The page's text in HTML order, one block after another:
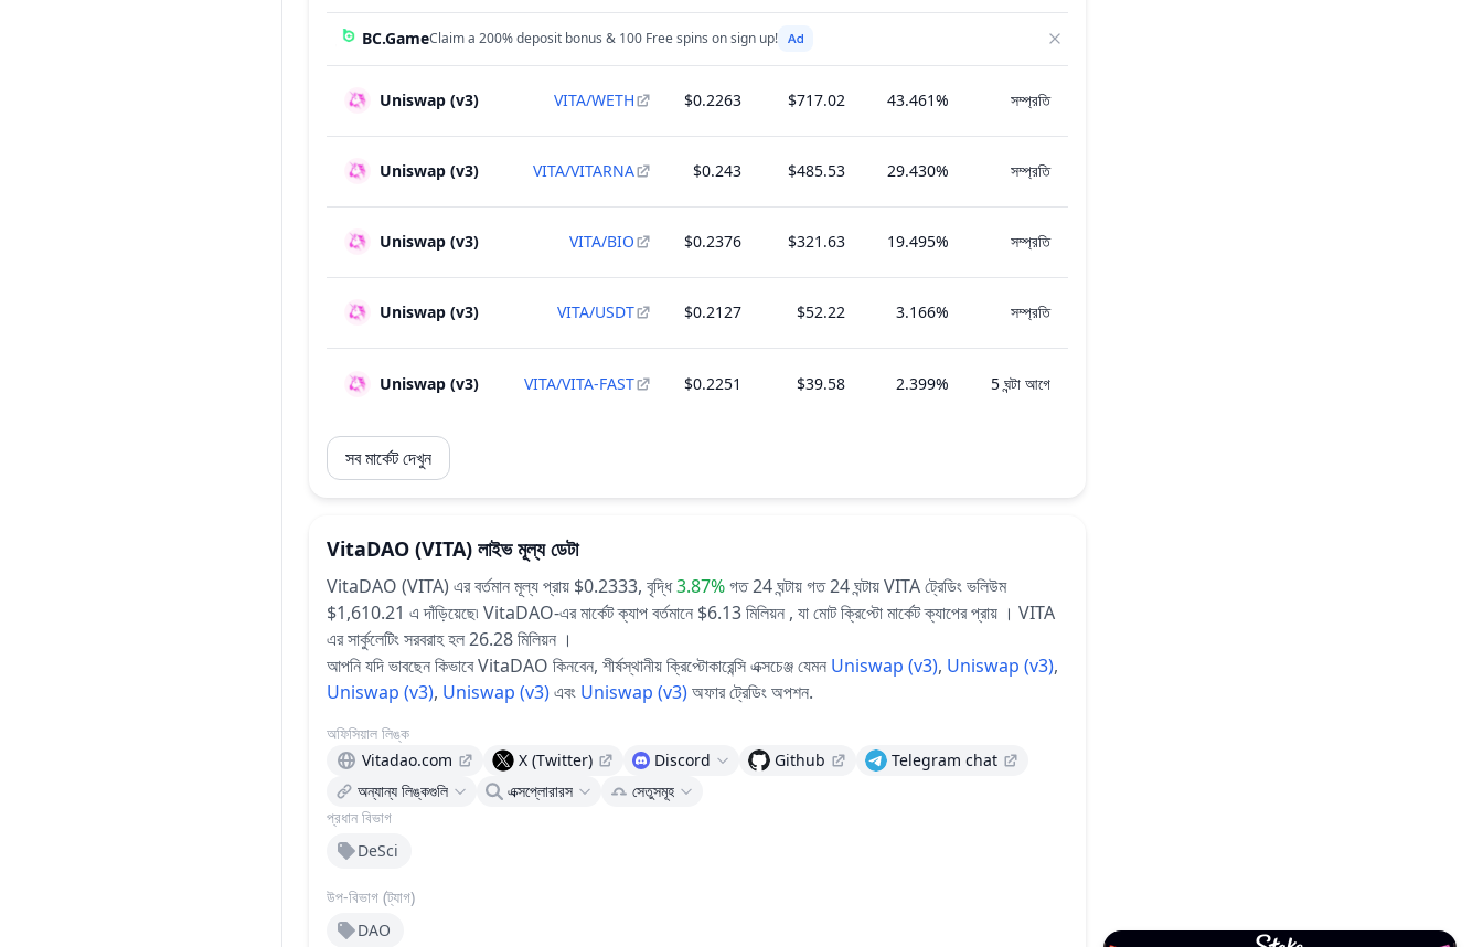
BC.GameClaim a 200% deposit bonus & 100 Free spins on sign up!
Uniswap (v3) VITA/WETH $0.2263 $717.02 43.461% সম্প্রতি
Uniswap (v3) VITA/VITARNA $0.243 $485.53 29.430% সম্প্রতি
Uniswap (v3) VITA/BIO $0.2376 $321.63 19.495% সম্প্রতি
Uniswap (v3) VITA/USDT $0.2127 $52.22 3.166% সম্প্রতি
Uniswap (v3) VITA/VITA-FAST $0.2251 $39.58 2.399% 5 ঘন্টা আগে
সব মার্কেট দেখুন
VitaDAO (VITA) লাইভ মূল্য ডেটা
VitaDAO (VITA) এর বর্তমান মূল্য প্রায় $0.2333, বৃদ্ধি3.87%গত 24 ঘন্টায়গত 24 ঘন্টায় VITA ট্রেডিং ভলিউম
$1,610.21 এ দাঁড়িয়েছে৷ VitaDAO-এর মার্কেট ক্যাপ বর্তমানে $6.13 মিলিয়ন , যা মোট ক্রিপ্টো মার্কেট ক্যাপের প্রায় । VITA
এর সার্কুলেটিং সরবরাহ হল 26.28 মিলিয়ন ।
আপনি যদি ভাবছেন কিভাবে VitaDAO কিনবেন, শীর্ষস্থানীয় ক্রিপ্টোকারেন্সি এক্সচেঞ্জ যেমন Uniswap (v3), Uniswap (v3),
Uniswap (v3), Uniswap (v3)এবং Uniswap (v3)অফার ট্রেডিং অপশন.
প্রধান বিভাগ
DeSci
উপ-বিভাগ (ট্যাগ)
DAO
অফিসিয়াল লিঙ্ক
Vitadao.com
X (Twitter) Discord Github
Telegram chat
অন্যান্য লিঙ্কগুলি
এক্সপ্লোরারস সেতুসমূহ